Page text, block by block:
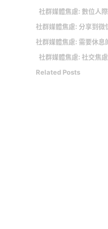
社群媒體焦慮: 社交焦慮
Related Posts